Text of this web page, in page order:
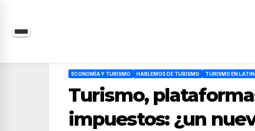
Saltar
ECONOMÍA Y TURISMO HABLEMOS DE TURISMO TURISMO EN
Turismo,
impuestos: ¿un